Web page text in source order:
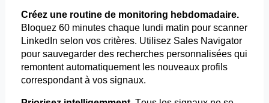
Créez une routine de monitoring hebdomadaire.
Bloquez 60 minutes chaque lundi matin pour scanner
LinkedIn selon vos critères. Utilisez Sales Navigator
pour sauvegarder des recherches personnalisées qui
remontent automatiquement les nouveaux profils
correspondant à vos signaux.